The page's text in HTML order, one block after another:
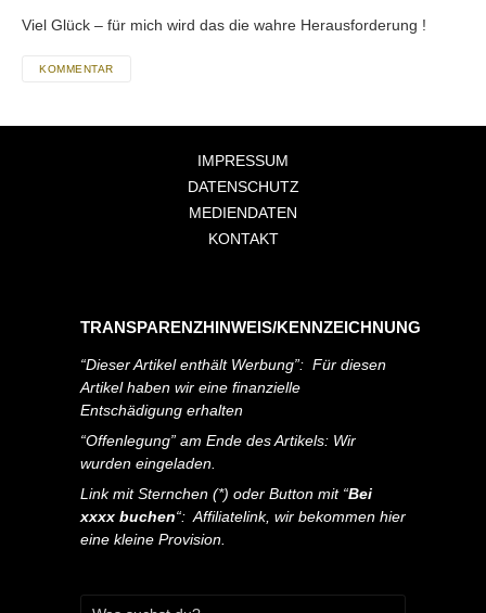
Viel Glück – für mich wird das die wahre Herausforderung !
KOMMENTAR
IMPRESSUM
DATENSCHUTZ
MEDIENDATEN
KONTAKT
TRANSPARENZHINWEIS/KENNZEICHNUNG
“Dieser Artikel enthält Werbung”: Für diesen
Artikel haben wir eine finanzielle
Entschädigung erhalten
“Offenlegung” am Ende des Artikels: Wir
wurden eingeladen.
Link mit Sternchen (*) oder Button mit “Bei
xxxx buchen“: Affiliatelink, wir bekommen hier
eine kleine Provision.